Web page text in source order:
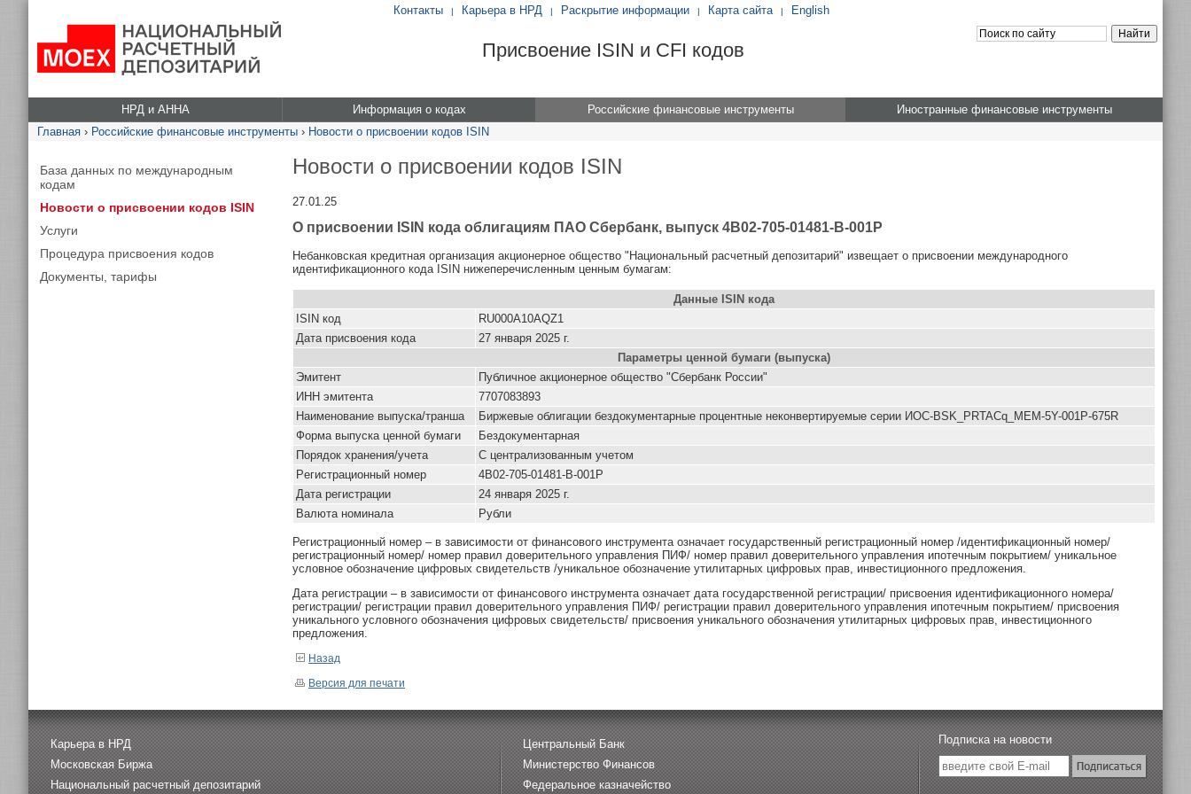
Контакты | Карьера в НРД | Раскрытие информации | Карта сайта | English
Присвоение ISIN и CFI кодов
НРД и АННА Информация о кодах Российские финансовые инструменты
Иностранные финансовые инструменты
Главная › Российские финансовые инструменты › Новости о присвоении кодов ISIN
База данных по международным
кодам
Новости о присвоении кодов ISIN
Услуги
Процедура присвоения кодов
Документы, тарифы
Новости о присвоении кодов ISIN
27.01.25
О присвоении ISIN кода облигациям ПАО Сбербанк, выпуск 4B02-705-01481-B-001P
Небанковская кредитная организация акционерное общество "Национальный расчетный депозитарий" извещает о присвоении международного
идентификационного кода ISIN нижеперечисленным ценным бумагам:
Данные ISIN кода
ISIN код
RU000A10AQZ1
Дата присвоения кода
27 января 2025 г.
Параметры ценной бумаги (выпуска)
Эмитент
Публичное акционерное общество "Сбербанк России"
ИНН эмитента
7707083893
Наименование выпуска/транша
Биржевые облигации бездокументарные процентные неконвертируемые серии ИОС-BSK_PRTACq_MEM-5Y-001Р-675R
Форма выпуска ценной бумаги
Бездокументарная
Порядок хранения/учета
С централизованным учетом
Pегистрационный номер
4B02-705-01481-B-001P
Дата регистрации
24 января 2025 г.
Валюта номинала
Рубли
Регистрационный номер – в зависимости от финансового инструмента означает государственный регистрационный номер /идентификационный номер/
регистрационный номер/ номер правил доверительного управления ПИФ/ номер правил доверительного управления ипотечным покрытием/ уникальное
условное обозначение цифровых свидетельств /уникальное обозначение утилитарных цифровых прав, инвестиционного предложения.
Дата регистрации – в зависимости от финансового инструмента означает дата государственной регистрации/ присвоения идентификационного номера/
регистрации/ регистрации правил доверительного управления ПИФ/ регистрации правил доверительного управления ипотечным покрытием/ присвоения
уникального условного обозначения цифровых свидетельств/ присвоения уникального обозначения утилитарных цифровых прав, инвестиционного
предложения.
Назад
Версия для печати
Карьера в НРД
Московская Биржа
Национальный расчетный депозитарий
Центральный Банк
Министерство Финансов
Федеральное казначейство
Подписка на новости